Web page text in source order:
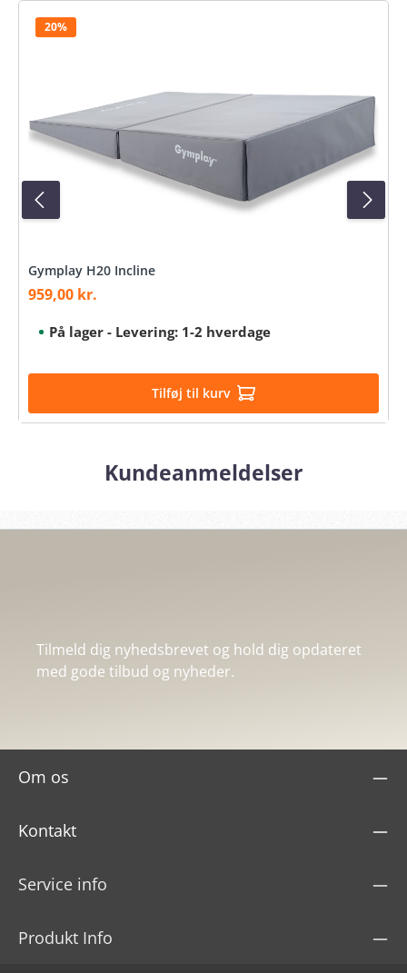
20%
Gymplay H20 Incline
Salgspris:
959,00 kr.
På lager - Levering: 1-2 hverdage
Tilføj til kurv
Kundeanmeldelser
Tilmeld dig nyhedsbrevet og hold dig opdateret
med gode tilbud og nyheder.
Om os
Kontakt
Service info
Produkt Info